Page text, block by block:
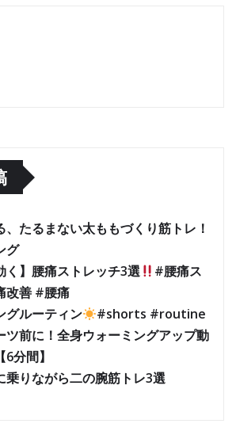
、たるまない太ももづくり筋トレ！
グ
く】腰痛ストレッチ3選
#腰痛ス
改善 #腰痛
グルーティン
#shorts #routine
ツ前に！全身ウォーミングアップ動
分間】
乗りながら二の腕筋トレ3選